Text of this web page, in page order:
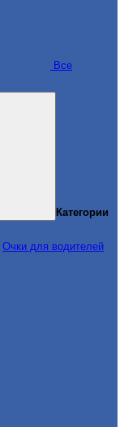
Все
Категории
Очки для водителей